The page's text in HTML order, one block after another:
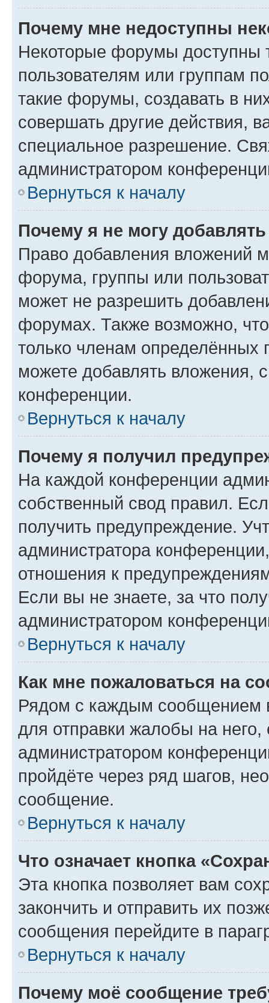
Почему мне недоступны
Некоторые форумы доступны
пользователям или группам
такие форумы, создавать в
совершать другие действия,
специальное разрешение.
администратором
Вернуться к началу
Почему я не могу
Право добавления вложений
форума, группы или
может не разрешить
форумах. Также возможно,
только членам определённых
можете добавлять вложения,
конференции.
Вернуться к началу
Почему я получил
На каждой конференции
собственный свод правил.
получить предупреждение.
администратора
отношения к
Если вы не знаете, за что
администратором
Вернуться к началу
Как мне пожаловаться на
Рядом с каждым сообщением
для отправки жалобы на
администратором
пройдёте через ряд шагов,
сообщение.
Вернуться к началу
Что означает кнопка
Эта кнопка позволяет вам
закончить и отправить их
сообщения перейдите в
Вернуться к началу
Почему моё сообщение